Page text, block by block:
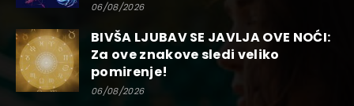
06/08/2026
BIVŠA LJUBAV SE JAVLJA OVE NOĆI:
Za ove znakove sledi veliko
pomirenje!
06/08/2026